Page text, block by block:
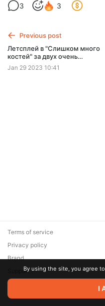
новое прохождение
правила, полное
3 3
Previous post
Летсплей в "Слишком много
костей" за двух очень
сложных в управлении
гирлоков
Jan 29 2023 10:41
© 2026 Zaya Solutions
are the property of their
Terms of service
Privacy policy
Brand
SupportBy using the site, you agree
I